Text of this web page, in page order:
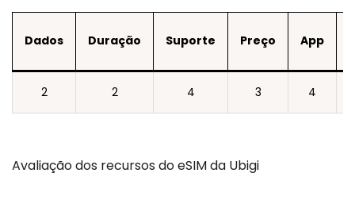
Dados Duração Suporte Preço App
2 2 4 3 4
Avaliação dos recursos do eSIM da Ubigi